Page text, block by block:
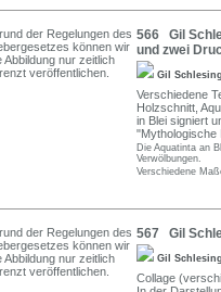
566 Gil
und zwei
Gil
Verschiedene
Holzschnitt,
in Blei signiert
"Mythologische
Die Aquatinta an
Verwölbungen.
Verschiedene
567 Gil
Gil
Collage